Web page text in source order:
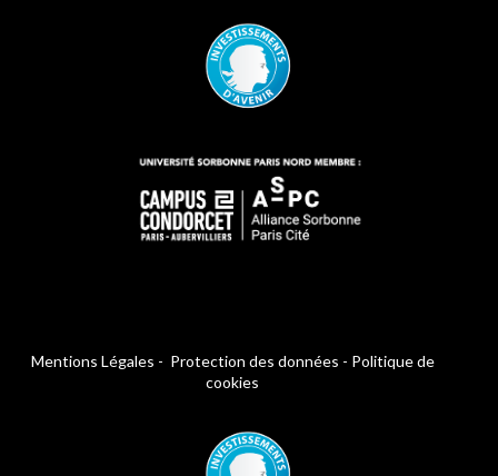
Mentions Légales - Protection des données - Politique de
cookies